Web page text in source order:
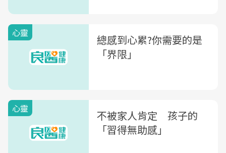
心靈
總感到心累?你需要的是
「界限」
心靈
不被家人肯定 孩子的
「習得無助感」